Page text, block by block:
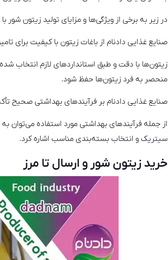
در زیر به برخی از ویژگی‌ها و مزایای تولید زیتون
صنایع غذایی دادنام از باغات زیتون با کیفیت برای
زیتون‌ها با دقت و طبق استانداردهای لازم انتخاب
منحصر به فرد زیتون‌ها حفظ شود.
صنایع غذایی دادنام بر فرآیندهای بهداشتی صحیح
از جمله فرآیندهای بهداشتی مورد استفاده می‌توان
سیتریک و انتخاب بسته‌بندی مناسب اشاره کرد.
خرید زیتون شور و ارسال تا مرز